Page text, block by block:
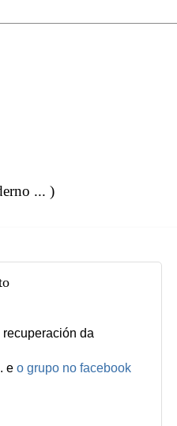
... )
da
e o grupo no facebook